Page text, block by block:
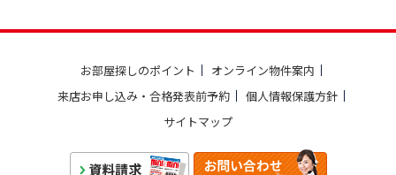
お部屋探しのポイント
オンライン物件案内
来店お申し込み・合格発表前予約
個人情報保護方針
サイトマップ